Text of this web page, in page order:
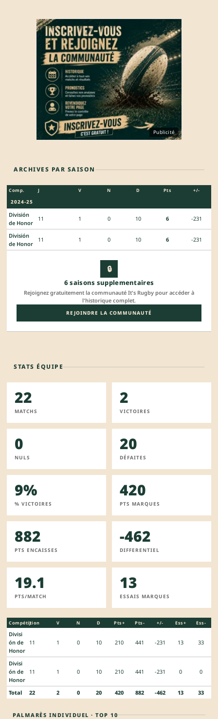
Publicité
ARCHIVES PAR SAISON
Comp. J V N D Pts +/-
2024-25
División
de Honor
11 1 0 10 6 -231
División
de Honor
11 1 0 10 6 -231
🔒
6 saisons supplementaires
Rejoignez gratuitement la communauté It's Rugby pour accéder à
l'historique complet.
REJOINDRE LA COMMUNAUTÉ
STATS ÉQUIPE
22
MATCHS
2
VICTOIRES
0
NULS
20
DÉFAITES
9%
% VICTOIRES
420
PTS MARQUES
882
PTS ENCAISSES
-462
DIFFERENTIEL
19.1
PTS/MATCH
13
ESSAIS MARQUES
Compétition
J V N D Pts+ Pts- +/- Ess+ Ess-
Divisi
ón de
Honor
11 1 0 10 210 441 -231 13 33
Divisi
ón de
Honor
11 1 0 10 210 441 -231 0 0
Total 22 2 0 20 420 882 -462 13 33
PALMARÈS INDIVIDUEL · TOP 10